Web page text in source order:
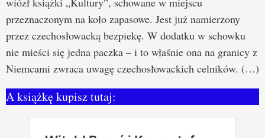
przeznaczonym na koło zapasowe. Jest już namierzony
przez czechosłowacką bezpiekę. W dodatku w schowku
nie mieści się jedna paczka – i to właśnie ona na granicy z
Niemcami zwraca uwagę czechosłowackich celników. (…)
A książkę kupisz tutaj: